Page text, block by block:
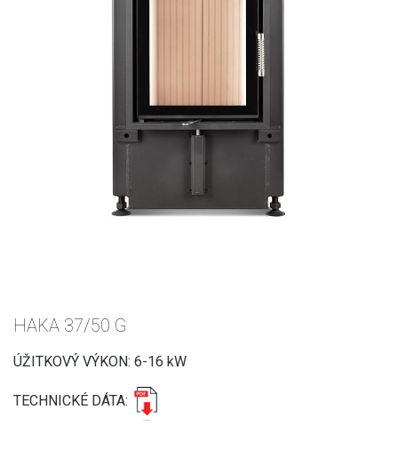
HAKA 37/50 G
ÚŽITKOVÝ VÝKON: 6-16 kW
TECHNICKÉ DÁTA: